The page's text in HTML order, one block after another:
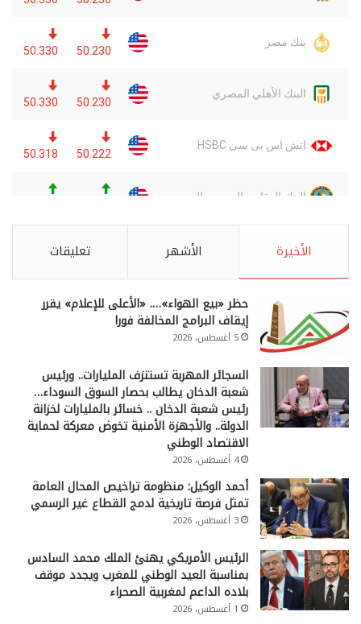
الأخيرة الأشهر تعليقات
حظر «بيع الهواء»…. «الأعلى للإعلام» يقرر
إيقاف البرامج المخالفة فورا
5 أغسطس، 2026
السجائر المهربة تستنزف المليارات.. ورئيس
شعبة الدخان يطالب بحصار السوق السوداء…
رئيس شعبة الدخان .. خسائر بالمليارات لخزانة
الدولة.. والأجهزة الأمنية تخوض معركة لحماية
الاقتصاد الوطني
4 أغسطس، 2026
أحمد الوكيل: منظومة تراخيص المحال العامة
تمثل فرصة تاريخية لدمج القطاع غير الرسمي
3 أغسطس، 2026
الرئيس الأمريكي يهنئ الملك محمد السادس
بمناسبة العيد الوطني للمغرب ويجدد موقف
بلاده الداعم لمغربية الصحراء
1 أغسطس، 2026